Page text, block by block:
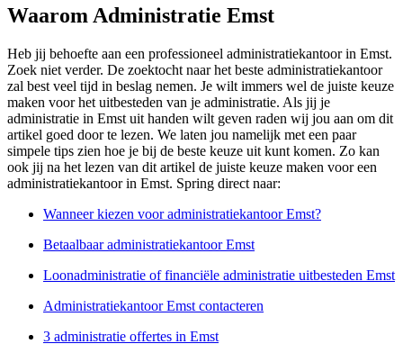
Waarom Administratie Emst
Heb jij behoefte aan een professioneel administratiekantoor in Emst.
Zoek niet verder. De zoektocht naar het beste administratiekantoor
zal best veel tijd in beslag nemen. Je wilt immers wel de juiste keuze
maken voor het uitbesteden van je administratie. Als jij je
administratie in Emst uit handen wilt geven raden wij jou aan om dit
artikel goed door te lezen. We laten jou namelijk met een paar
simpele tips zien hoe je bij de beste keuze uit kunt komen. Zo kan
ook jij na het lezen van dit artikel de juiste keuze maken voor een
administratiekantoor in Emst. Spring direct naar:
Wanneer kiezen voor administratiekantoor Emst?
Betaalbaar administratiekantoor Emst
Loonadministratie of financiële administratie uitbesteden Emst
Administratiekantoor Emst contacteren
3 administratie offertes in Emst